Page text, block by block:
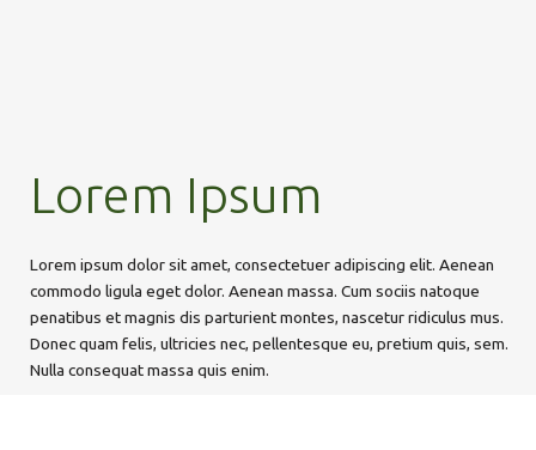
Lorem Ipsum
Lorem ipsum dolor sit amet, consectetuer adipiscing elit. Aenean
commodo ligula eget dolor. Aenean massa. Cum sociis natoque
penatibus et magnis dis parturient montes, nascetur ridiculus mus.
Donec quam felis, ultricies nec, pellentesque eu, pretium quis, sem.
Nulla consequat massa quis enim.